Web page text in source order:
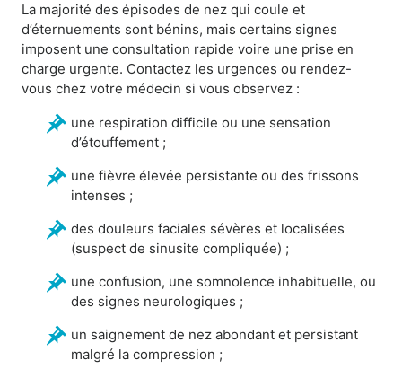
La majorité des épisodes de nez qui coule et
d’éternuements sont bénins, mais certains signes
imposent une consultation rapide voire une prise en
charge urgente. Contactez les urgences ou rendez-
vous chez votre médecin si vous observez :
une respiration difficile ou une sensation
d’étouffement ;
une fièvre élevée persistante ou des frissons
intenses ;
des douleurs faciales sévères et localisées
(suspect de sinusite compliquée) ;
une confusion, une somnolence inhabituelle, ou
des signes neurologiques ;
un saignement de nez abondant et persistant
malgré la compression ;